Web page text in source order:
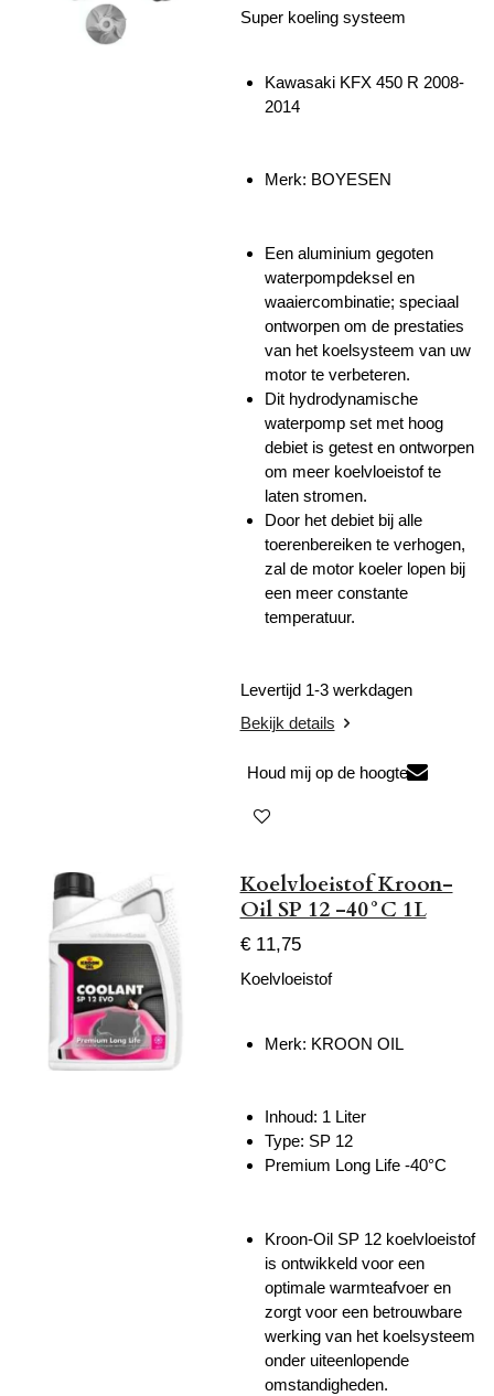
Super koeling systeem
Kawasaki KFX 450 R 2008-
2014
Merk: BOYESEN
Een aluminium gegoten
waterpompdeksel en
waaiercombinatie; speciaal
ontworpen om de prestaties
van het koelsysteem van uw
motor te verbeteren.
Dit hydrodynamische
waterpomp set met hoog
debiet is getest en ontworpen
om meer koelvloeistof te
laten stromen.
Door het debiet bij alle
toerenbereiken te verhogen,
zal de motor koeler lopen bij
een meer constante
temperatuur.
Levertijd 1-3 werkdagen
Bekijk details
Houd mij op de hoogte
Koelvloeistof Kroon-
Oil SP 12 -40°C 1L
€ 11,75
Koelvloeistof
Merk: KROON OIL
Inhoud: 1 Liter
Type: SP 12
Premium Long Life -40°C
Kroon-Oil SP 12 koelvloeistof
is ontwikkeld voor een
optimale warmteafvoer en
zorgt voor een betrouwbare
werking van het koelsysteem
onder uiteenlopende
omstandigheden.